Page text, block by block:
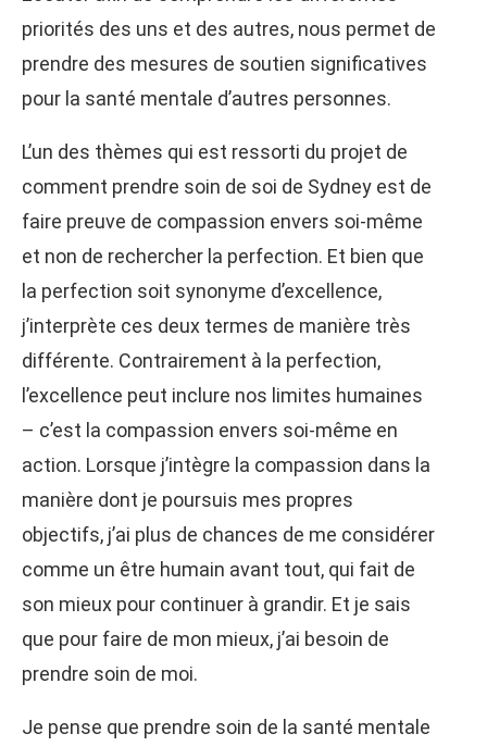
priorités des uns et des autres, nous permet de
prendre des mesures de soutien significatives
pour la santé mentale d’autres personnes.
L’un des thèmes qui est ressorti du projet de
comment prendre soin de soi de Sydney est de
faire preuve de compassion envers soi-même
et non de rechercher la perfection. Et bien que
la perfection soit synonyme d’excellence,
j’interprète ces deux termes de manière très
différente. Contrairement à la perfection,
l’excellence peut inclure nos limites humaines
– c’est la compassion envers soi-même en
action. Lorsque j’intègre la compassion dans la
manière dont je poursuis mes propres
objectifs, j’ai plus de chances de me considérer
comme un être humain avant tout, qui fait de
son mieux pour continuer à grandir. Et je sais
que pour faire de mon mieux, j’ai besoin de
prendre soin de moi.
Je pense que prendre soin de la santé mentale